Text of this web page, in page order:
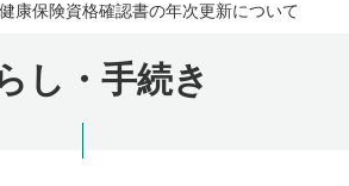
康保険資格確認書の年次更新について
し・手続き